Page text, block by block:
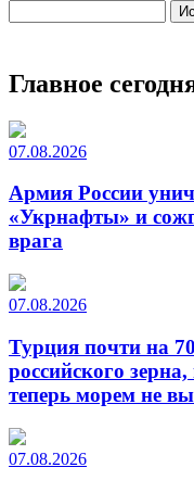
Главное
07.08.2026
Армия России
«Укрнафты» и
врага
07.08.2026
Турция почти на
российского
теперь морем не
07.08.2026